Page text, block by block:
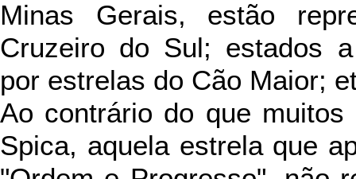
Minas Gerais, estão
Cruzeiro do Sul; estados
por estrelas do Cão Maior;
Ao contrário do que
Spica, aquela estrela que